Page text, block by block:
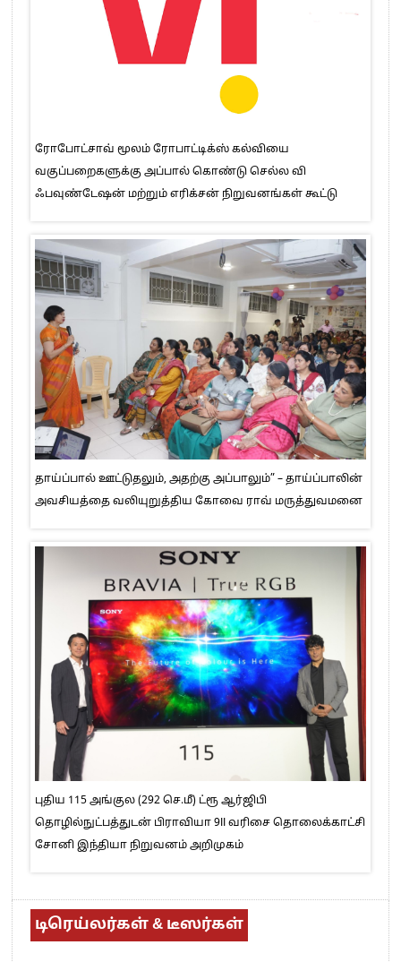
ரோபோட்சாவ் மூலம் ரோபாட்டிக்ஸ் கல்வியை
வகுப்பறைகளுக்கு அப்பால் கொண்டு செல்ல வி
ஃபவுண்டேஷன் மற்றும் எரிக்சன் நிறுவனங்கள் கூட்டு
தாய்ப்பால் ஊட்டுதலும், அதற்கு அப்பாலும்” – தாய்ப்பாலின்
அவசியத்தை வலியுறுத்திய கோவை ராவ் மருத்துவமனை
புதிய 115 அங்குல (292 செ.மீ) ட்ரூ ஆர்ஜிபி
தொழில்நுட்பத்துடன் பிராவியா 9II வரிசை தொலைக்காட்சி
சோனி இந்தியா நிறுவனம் அறிமுகம்
டிரெய்லர்கள் & டீஸர்கள்